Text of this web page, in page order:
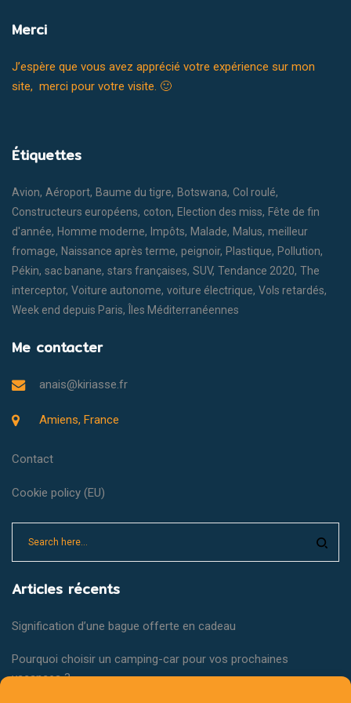
Merci
J’espère que vous avez apprécié votre expérience sur mon
site, merci pour votre visite. 🙂
Étiquettes
Avion Aéroport Baume du tigre Botswana Col roulé
Constructeurs européens coton Election des miss Fête de fin
d'année Homme moderne Impôts Malade Malus meilleur
fromage Naissance après terme peignoir Plastique Pollution
Pékin sac banane stars françaises SUV Tendance 2020 The
interceptor Voiture autonome voiture électrique Vols retardés
Week end depuis Paris Îles Méditerranéennes
Me contacter
anais@kiriasse.fr
Amiens, France
Contact
Cookie policy (EU)
Articles récents
Signification d’une bague offerte en cadeau
Pourquoi choisir un camping-car pour vos prochaines
vacances ?